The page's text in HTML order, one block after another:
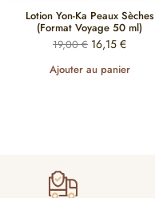
Lotion Yon-Ka Peaux Sèches
(Format Voyage 50 ml)
19,00€ 16,15 €
Ajouter au panier